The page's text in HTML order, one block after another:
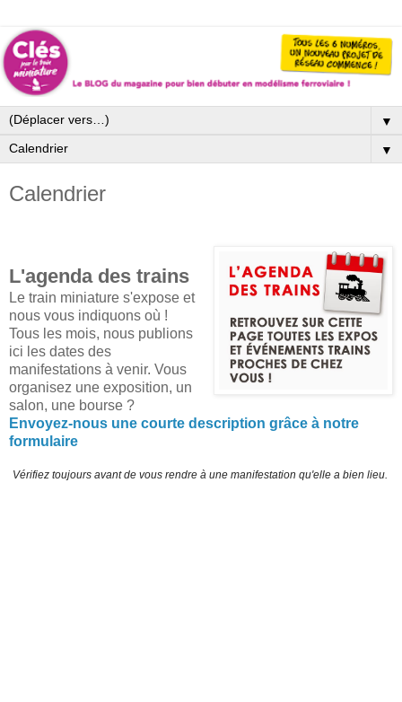
▼
▼
Calendrier
L'agenda des trains
Le train miniature s'expose et
nous vous indiquons où !
Tous les mois, nous publions
ici les dates des
manifestations à venir. Vous
organisez une exposition, un
salon, une bourse ?
Envoyez-nous une courte description grâce à notre
formulaire
Vérifiez toujours avant de vous rendre à une manifestation qu'elle a bien lieu.